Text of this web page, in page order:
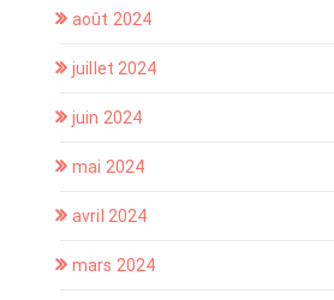
août 2024
juillet 2024
juin 2024
mai 2024
avril 2024
mars 2024